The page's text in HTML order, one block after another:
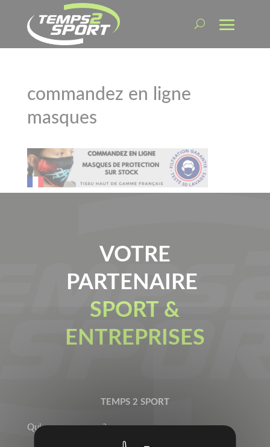
commandez en ligne
masques
VOTRE
PARTENAIRE
SPORT &
ENTREPRISES
TEMPS 2 SPORT
Qui sommes-nous ?